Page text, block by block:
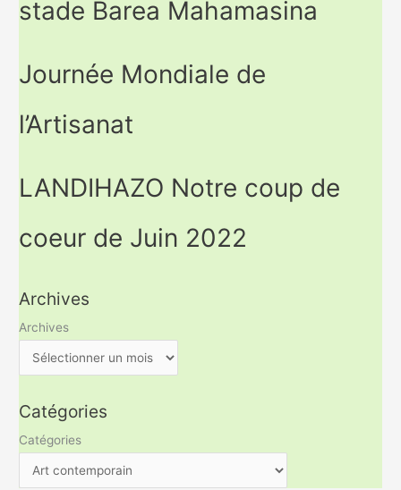
stade Barea Mahamasina
Journée Mondiale de
l’Artisanat
LANDIHAZO Notre coup de
coeur de Juin 2022
Archives
Archives
Catégories
Catégories